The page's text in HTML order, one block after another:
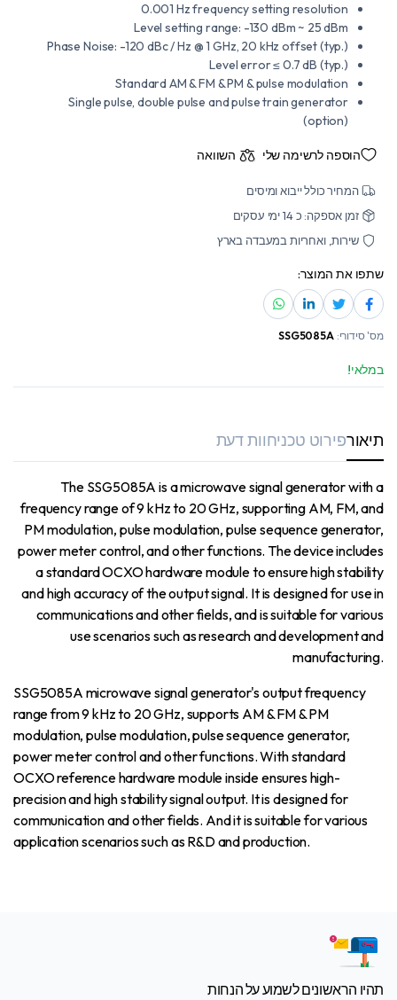
0.001 Hz frequency setting resolution
Level setting range: -130 dBm ~ 25 dBm
Phase Noise: -120 dBc / Hz @ 1 GHz, 20 kHz offset (typ.)
Level error ≤ 0.7 dB (typ.)
Standard AM & FM & PM & pulse modulation
Single pulse, double pulse and pulse train generator
(option)
הוספה לרשימה שלי השוואה
המחיר כולל ייבוא ומיסים
זמן אספקה: כ 14 ימי עסקים
שירות, ואחריות במעבדה בארץ
שתפו את המוצר:
מס' סידורי: SSG5085A
במלאי!
תיאורפירוט טכניחוות דעת
The SSG5085A is a microwave signal generator with a
frequency range of 9 kHz to 20 GHz, supporting AM, FM, and
PM modulation, pulse modulation, pulse sequence generator,
power meter control, and other functions. The device includes
a standard OCXO hardware module to ensure high stability
and high accuracy of the output signal. It is designed for use in
communications and other fields, and is suitable for various
use scenarios such as research and development and
manufacturing.
SSG5085A microwave signal generator's output frequency
range from 9 kHz to 20 GHz, supports AM & FM & PM
modulation, pulse modulation, pulse sequence generator,
power meter control and other functions. With standard
OCXO reference hardware module inside ensures high-
precision and high stability signal output. It is designed for
communication and other fields. And it is suitable for various
application scenarios such as R&D and production.
תהיו הראשונים לשמוע על הנחות